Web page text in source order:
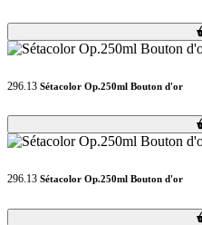
Loading...
Loading...
296.13 Sétacolor Op.250ml Bouton d'or
Loading...
Loading...
296.13 Sétacolor Op.250ml Bouton d'or
Loading...
Loading...